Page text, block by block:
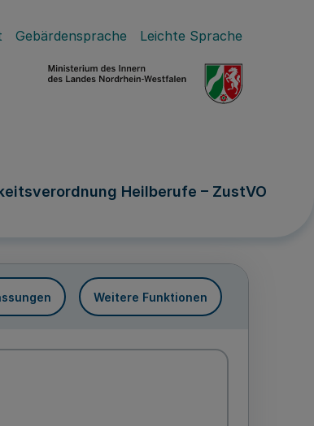
Gebärdensprache Leichte Sprache
Heilberufe – ZustVO
Weitere Funktionen